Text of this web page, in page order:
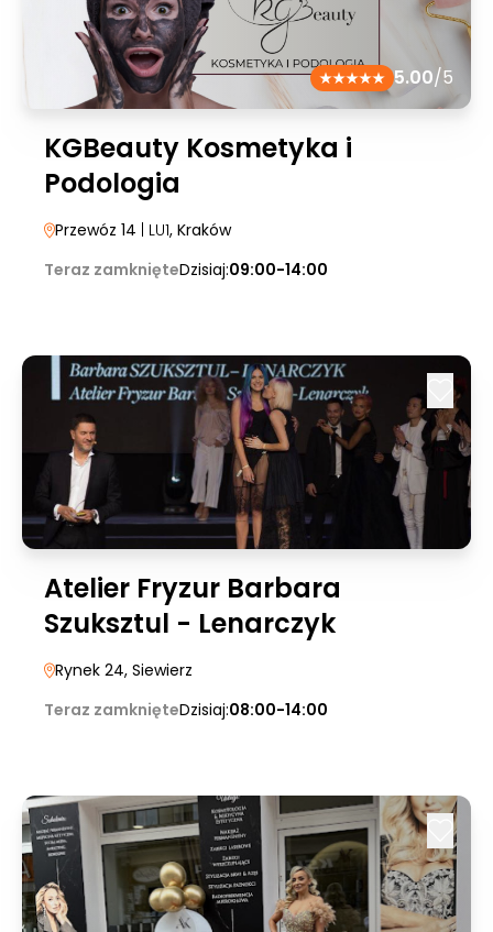
5.00/5
KGBeauty Kosmetyka i
Podologia
Przewóz 14 | LU1, Kraków
Teraz zamknięteDzisiaj:09:00-14:00
Atelier Fryzur Barbara
Szuksztul - Lenarczyk
Rynek 24, Siewierz
Teraz zamknięteDzisiaj:08:00-14:00